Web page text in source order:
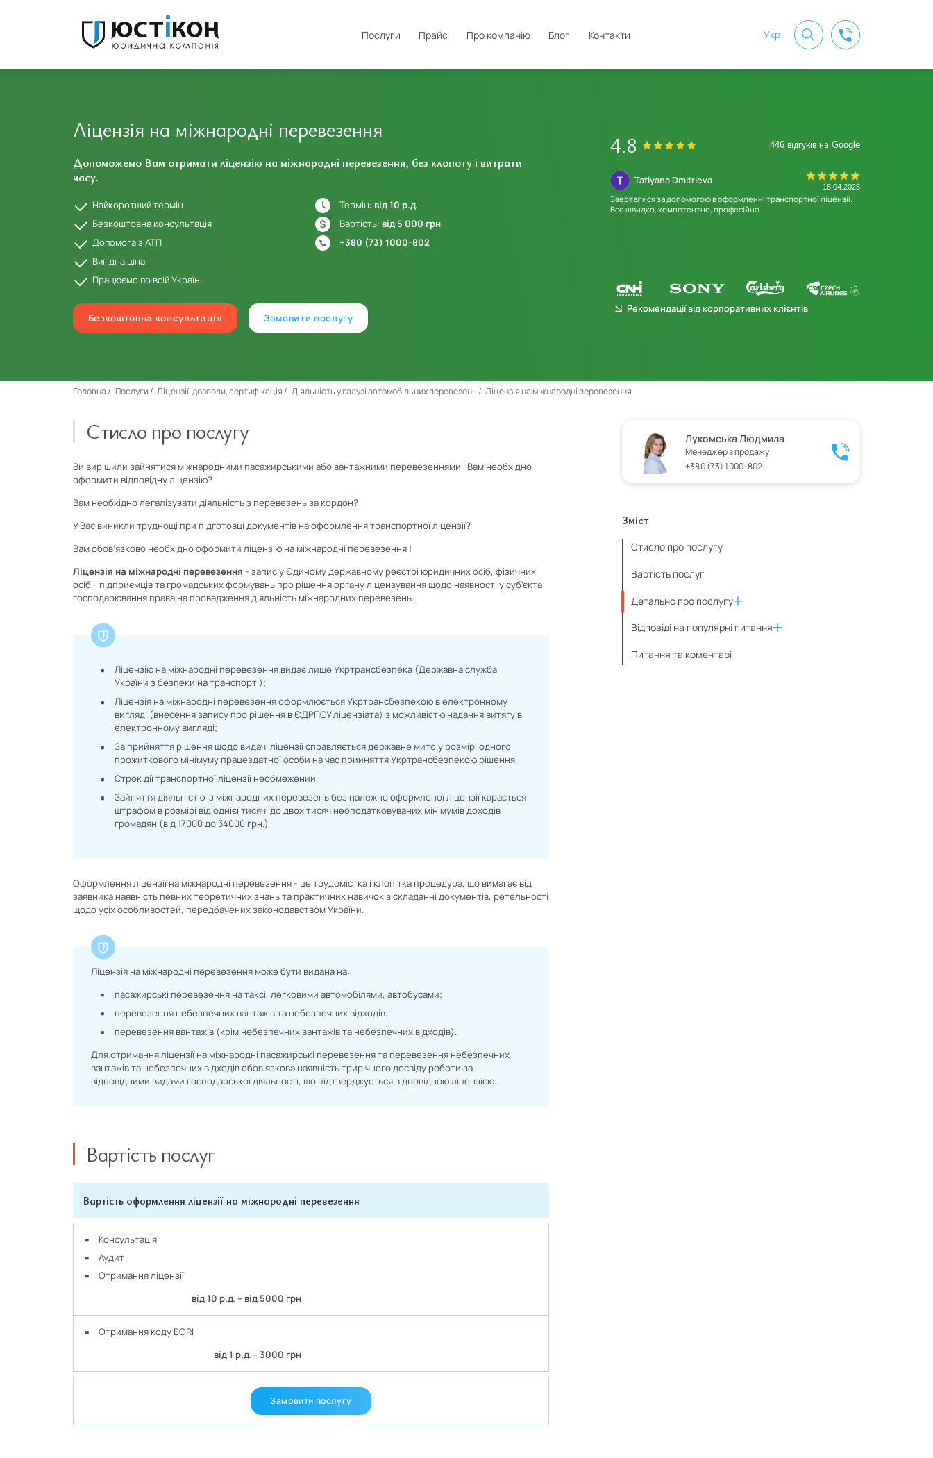
Послуги Прайс Про компанію Блог Контакти Укр
Ліцензія на міжнародні перевезення
Допоможемо Вам отримати ліцензію на міжнародні перевезення, без клопоту і витрати
часу.
Найкоротший термін
Безкоштовна консультація
Допомога з АТП
Вигідна ціна
Працюємо по всій Україні
Термін: від 10 р.д.
Вартість: від 5 000 грн
+380 (73) 1000-802
Безкоштовна консультація Замовити послугу
4.8 446 відгуків на Google
перевозкам,сделали все оперативно и качественно,все
классно,рекомендую однозначно. Если не хотите себе
гемморой-обращатся сюда,все сделают на ура...
компетентность менеджера по работе с клиентами ЮК
"Юстикон" Марина Литвин . Комплексный ответственный
подход к клиенту, юридические услуги оказаны качественно и в
срок .Общение с Вами порадовало, при необходимости буду к
вам обращаться. еще раз спасибо...
Tatiyana Dmitrieva
18.04.2025
Зверталися за допомогою в оформленні транспортної ліцензії.
Все швидко, компетентно, професійно.
Рекомендації від корпоративних клієнтів
Головна Послуги Ліцензії, дозволи, сертифікація Діяльність у галузі автомобільних перевезень Ліцензія на міжнародні перевезення
Стисло про послугу
Ви вирішили зайнятися міжнародними пасажирськими або вантажними перевезеннями і Вам необхідно
оформити відповідну ліцензію?
Вам необхідно легалізувати діяльність з перевезень за кордон?
У Вас виникли труднощі при підготовці документів на оформлення транспортної ліцензії?
Вам обов’язково необхідно оформити ліцензію на міжнародні перевезення !
Ліцензія на міжнародні перевезення - запис у Єдиному державному реєстрі юридичних осіб, фізичних
осіб - підприємців та громадських формувань про рішення органу ліцензування щодо наявності у суб’єкта
господарювання права на провадження діяльність міжнародних перевезень.
Ліцензію на міжнародні перевезення видає лише Укртрансбезпека (Державна служба
України з безпеки на транспорті);
Ліцензія на міжнародні перевезення оформлюється Укртрансбезпекою в електронному
вигляді (внесення запису про рішення в ЄДРПОУ ліцензіата) з можливістю надання витягу в
електронному вигляді;
За прийняття рішення щодо видачі ліцензії справляється державне мито у розмірі одного
прожиткового мінімуму працездатної особи на час прийняття Укртрансбезпекою рішення.
Строк дії транспортної ліцензії необмежений.
Зайняття діяльністю із міжнародних перевезень без належно оформленої ліцензії карається
штрафом в розмірі від однієї тисячі до двох тисяч неоподатковуваних мінімумів доходів
громадян (від 17000до34000 грн.)
Оформлення ліцензії на міжнародні перевезення - це трудомістка і клопітка процедура, що вимагає від
заявника наявність певних теоретичних знань та практичних навичок в складанні документів, ретельності
щодо усіх особливостей, передбачених законодавством України.
Ліцензія на міжнародні перевезення може бути видана на:
пасажирські перевезення на таксі, легковими автомобілями, автобусами;
перевезення небезпечних вантажів та небезпечних відходів;
перевезення вантажів (крім небезпечних вантажів та небезпечних відходів).
Для отримання ліцензії на міжнародні пасажирські перевезення та перевезення небезпечних
вантажів та небезпечних відходів обов’язкова наявність трирічного досвіду роботи за
відповідними видами господарської діяльності, що підтверджується відповідною ліцензією.
Вартість послуг
Вартість оформлення ліцензії на міжнародні перевезення
Консультація
Аудит
Отримання ліцензії
від 10 р.д. – від 5000 грн
Отримання коду EORI
від 1 р.д. - 3000 грн
Замовити послугу
Лукомська Людмила
Менеджер з продажу
+380 (73) 1000-802
Зміст
Стисло про послугу
Вартість послуг
Детально про послугу
Відповіді на популярні питання
Питання та коментарі